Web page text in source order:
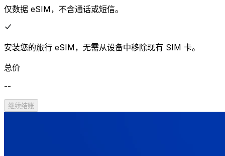
仅数据 eSIM，不含通话或短信。
安装您的旅行 eSIM，无需从设备中移除现有 SIM 卡。
总价
--
继续结账